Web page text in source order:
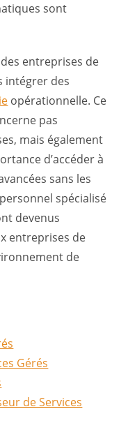
sont
entreprises de
intégrer des
opérationnelle. Ce
pas
mais également
d’accéder à
sans les
spécialisé
devenus
entreprises de
de
Gérés
de Services